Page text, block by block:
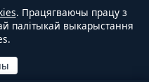
. Працягваючы працу з
палітыкай выкарыстання